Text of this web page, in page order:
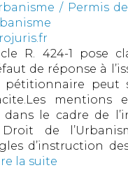
/ Permis
R. 424-1 pose
de réponse à
pétitionnaire peut
mentions
dans le cadre de
Droit de
d’instruction
la suite